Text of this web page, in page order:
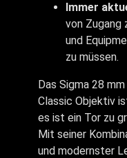
Immer
von Zugang
und
zu müssen.
Das Sigma 28
Classic Objektiv
es ist ein Tor zu
Mit seiner
und modernster